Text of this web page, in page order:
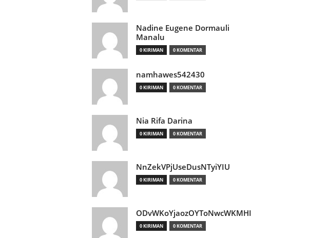
Nadine Eugene Dormauli
Manalu
0 KIRIMAN 0 KOMENTAR
namhawes542430
0 KIRIMAN 0 KOMENTAR
Nia Rifa Darina
0 KIRIMAN 0 KOMENTAR
NnZekVPjUseDusNTyiYIU
0 KIRIMAN 0 KOMENTAR
ODvWKoYjaozOYToNwcWKMHI
0 KIRIMAN 0 KOMENTAR